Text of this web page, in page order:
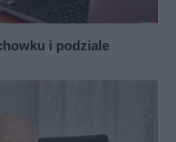
i podziale